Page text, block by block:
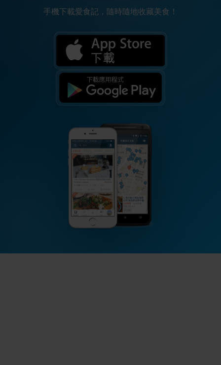
手機下載愛食記，隨時隨地收藏美食！